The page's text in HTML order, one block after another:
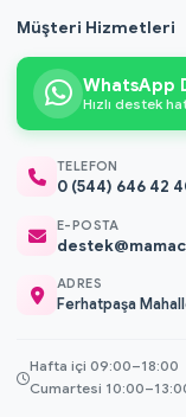
Müşteri Hizmetleri
WhatsApp
Hızlı destek
TELEFON
0 (544) 646 42
E-POSTA
ADRES
Ferhatpaşa
Hafta içi 09:00–18:00
Cumartesi